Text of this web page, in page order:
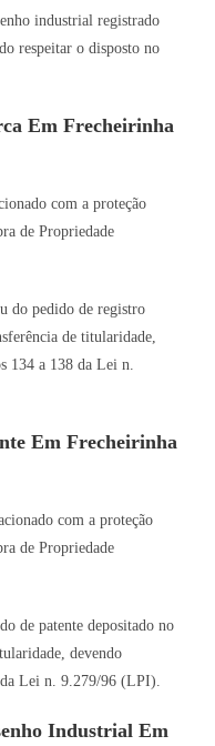
industrial registrado
respeitar o disposto no
Em Frecheirinha
com a proteção
de Propriedade
do pedido de registro
de titularidade,
134 a 138 da Lei n.
Em Frecheirinha
com a proteção
de Propriedade
de patente depositado no
devendo
Lei n. 9.279/96 (LPI).
Industrial Em